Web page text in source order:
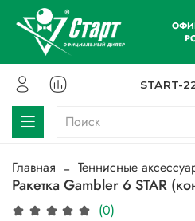
START-
Главная Теннисные
Ракетка Gambler 6 STAR
(0)